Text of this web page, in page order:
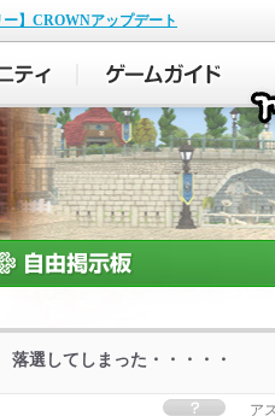
ー】CROWNアップデート
落選してしまった・・・・・
ア